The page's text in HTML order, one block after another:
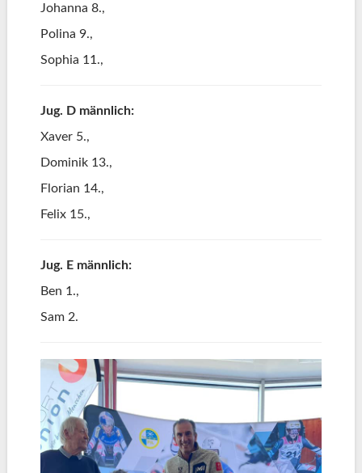
Johanna 8.,
Polina 9.,
Sophia 11.,
Jug. D männlich:
Xaver 5.,
Dominik 13.,
Florian 14.,
Felix 15.,
Jug. E männlich:
Ben 1.,
Sam 2.